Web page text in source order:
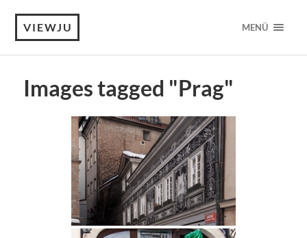
VIEWJU MENÜ
Images tagged "Prag"